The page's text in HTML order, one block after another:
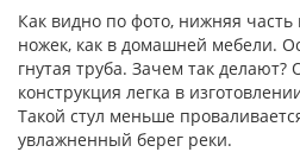
Как видно по фото, нижняя
ножек, как в домашней мебели.
гнутая труба. Зачем так делают?
конструкция легка в
Такой стул меньше
увлажненный берег реки.